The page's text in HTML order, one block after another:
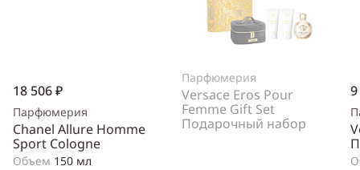
18 506 ₽
Парфюмерия
Chanel Allure Homme
Sport Cologne
Объем 150 мл
Парфюмерия
Versace Eros Pour
Femme Gift Set
Подарочный набор